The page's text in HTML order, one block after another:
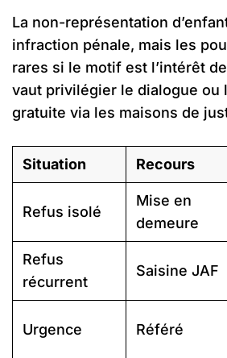
La non-représentation
infraction pénale, mais les
rares si le motif est l’intérêt
vaut privilégier le dialogue ou
gratuite via les maisons de
Situation Recours
Refus isolé
Mise en
demeure
Refus
récurrent
Saisine JAF
Urgence Référé